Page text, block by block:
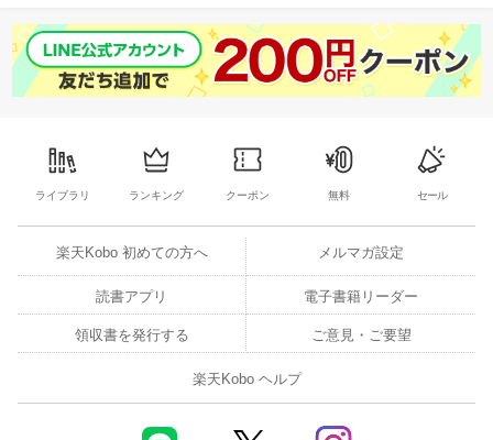
ライブラリ ランキング クーポン 無料 セール
楽天Kobo 初めての方へ メルマガ設定
読書アプリ 電子書籍リーダー
領収書を発行する ご意見・ご要望
楽天Kobo ヘルプ